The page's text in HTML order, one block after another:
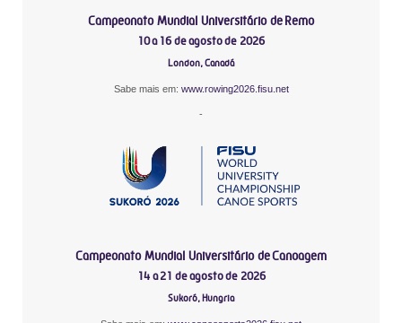
Campeonato Mundial Universitário de Remo
10 a 16 de agosto de 2026
London, Canadá
Sabe mais em: www.rowing2026.fisu.net
-
Campeonato Mundial Universitário de Canoagem
14 a 21 de agosto de 2026
Sukoró, Hungria